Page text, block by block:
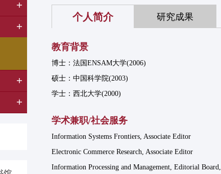
个人简介 研究成果
教育背景
博士：法国ENSAM大学(2006)
硕士：中国科学院(2003)
学士：西北大学(2000)
学术兼职/社会服务
Information Systems Frontiers, Associate Editor
Electronic Commerce Research, Associate Editor
Information Processing and Management, Editorial